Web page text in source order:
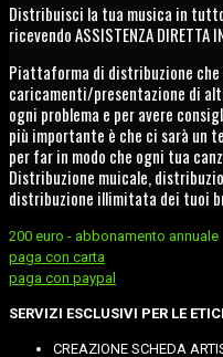
Distribuisci la tua musica in
ricevendo ASSISTENZA DIRETTA
Piattaforma di distribuzione
caricamenti/presentazione di
ogni problema e per avere
più importante è che ci sarà un
per far in modo che ogni tua
Distribuzione muicale,
distribuzione illimitata dei tuoi
200 euro - abbonamento annuale
paga con carta
paga con paypal
SERVIZI ESCLUSIVI PER LE
CREAZIONE SCHEDA